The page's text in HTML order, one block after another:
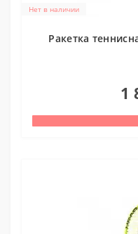
Нет в наличии
Ракетка
1